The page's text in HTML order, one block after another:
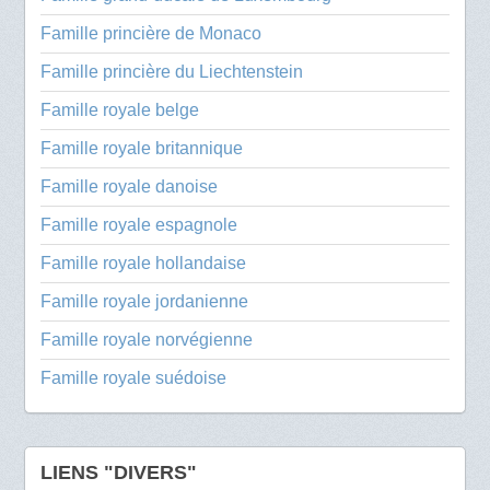
Famille princière de Monaco
Famille princière du Liechtenstein
Famille royale belge
Famille royale britannique
Famille royale danoise
Famille royale espagnole
Famille royale hollandaise
Famille royale jordanienne
Famille royale norvégienne
Famille royale suédoise
LIENS "DIVERS"